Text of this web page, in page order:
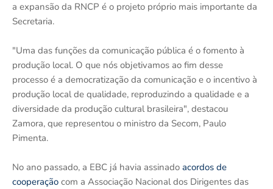
a expansão da RNCP é o projeto próprio mais importante da
Secretaria.
"Uma das funções da comunicação pública é o fomento à
produção local. O que nós objetivamos ao fim desse
processo é a democratização da comunicação e o incentivo à
produção local de qualidade, reproduzindo a qualidade e a
diversidade da produção cultural brasileira", destacou
Zamora, que representou o ministro da Secom, Paulo
Pimenta.
No ano passado, a EBC já havia assinado acordos de
cooperação com a Associação Nacional dos Dirigentes das